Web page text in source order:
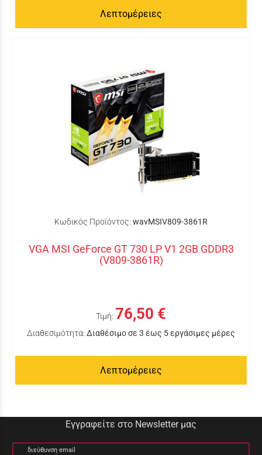
Λεπτομέρειες
Κωδικός Προϊόντος: wavMSIV809-3861R
VGA MSI GeForce GT 730 LP V1 2GB GDDR3
(V809-3861R)
Τιμή: 76,50 €
Διαθεσιμότητα: Διαθέσιμο σε 3 έως 5 εργάσιμες μέρες
Λεπτομέρειες
Εγγραφείτε στο Newsletter μας
διεύθυνση email